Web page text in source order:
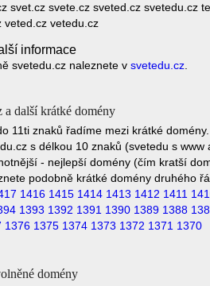
svet.cz svete.cz sveted.cz svetedu.cz
veted.cz vetedu.cz
informace
svetedu.cz naleznete v svetedu.cz
a další krátké domény
11ti znaků řadíme mezi krátké domény.
s délkou 10 znaků (svetedu s www
- nejlepší domény (čím kratší
podobně krátké domény druhého
1416 1415 1414 1413 1412 1411
1393 1392 1391 1390 1389 1388
1376 1375 1374 1373 1372 1371 1370
domény